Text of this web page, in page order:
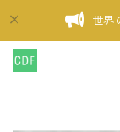
世界